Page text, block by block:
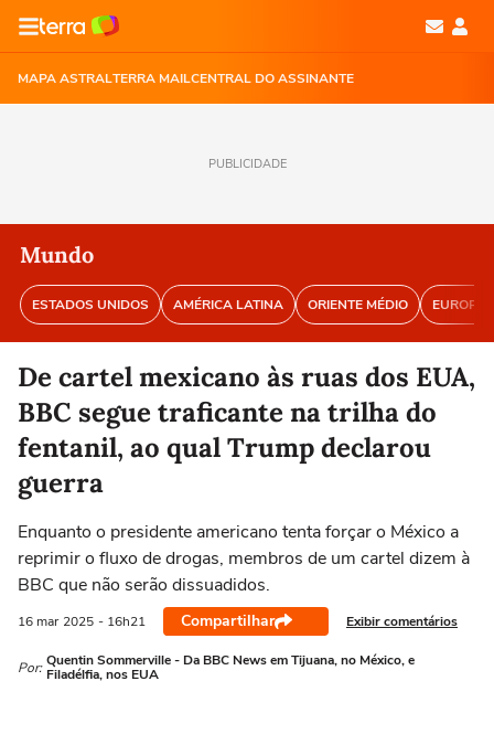
MAPA ASTRALTERRA MAILCENTRAL DO ASSINANTE
PUBLICIDADE
Mundo
ESTADOS UNIDOS AMÉRICA LATINA ORIENTE MÉDIO EUROPA
De cartel mexicano às ruas dos EUA,
BBC segue traficante na trilha do
fentanil, ao qual Trump declarou
guerra
Enquanto o presidente americano tenta forçar o México a
reprimir o fluxo de drogas, membros de um cartel dizem à
BBC que não serão dissuadidos.
16 mar 2025 - 16h21 Compartilhar Exibir comentários
Por: Quentin Sommerville - Da BBC News em Tijuana, no México, e
Filadélfia, nos EUA